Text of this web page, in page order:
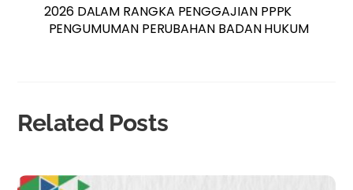
2026 DALAM RANGKA PENGGAJIAN PPPK
PENGUMUMAN PERUBAHAN BADAN HUKUM
Related Posts